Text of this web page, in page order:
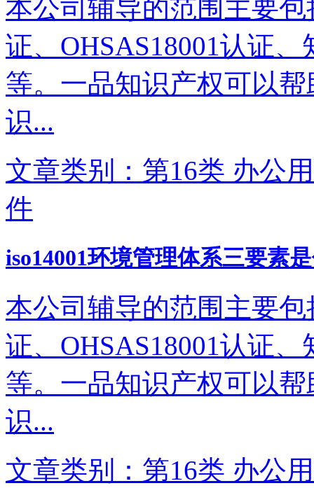
本公司辅导的范围主要包
证、OHSAS18001认证
等。一品知识产权可以
识...
文章类别：第16类 办公
件
iso14001环境管理体系三要素
本公司辅导的范围主要包
证、OHSAS18001认证
等。一品知识产权可以
识...
文章类别：第16类 办公